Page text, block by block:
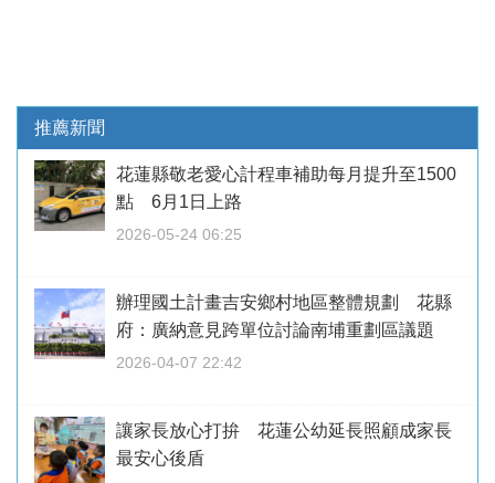
推薦新聞
花蓮縣敬老愛心計程車補助每月提升至1500
點 6月1日上路
2026-05-24 06:25
辦理國土計畫吉安鄉村地區整體規劃 花縣
府：廣納意見跨單位討論南埔重劃區議題
2026-04-07 22:42
讓家長放心打拚 花蓮公幼延長照顧成家長
最安心後盾